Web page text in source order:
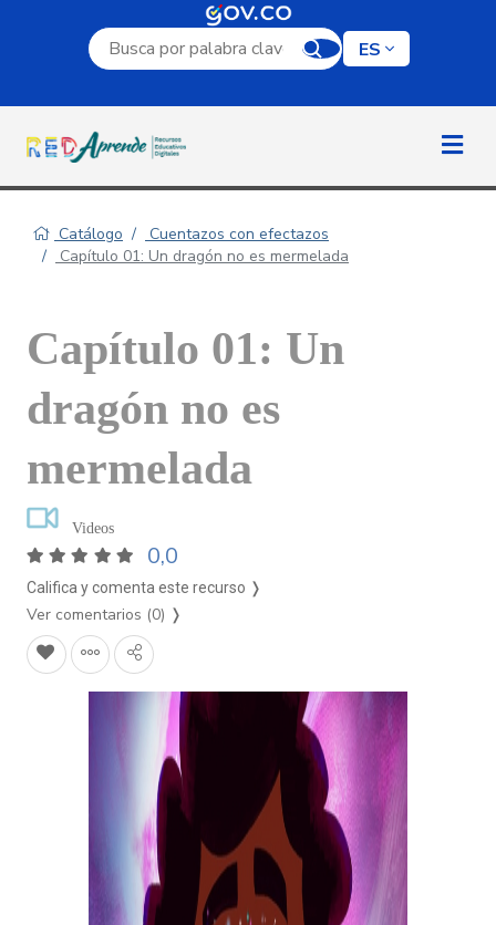
Campo de búsqueda por palabra clave
ES
Catálogo
Cuentazos con efectazos
Capítulo 01: Un dragón no es mermelada
Capítulo 01: Un
dragón no es
mermelada
Videos
0,0
Califica y comenta este recurso ❭
Ver comentarios (0) ❭